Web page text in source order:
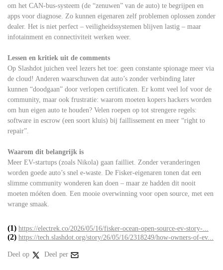
om het CAN-bus-systeem (de “zenuwen” van de auto) te begrijpen en
apps voor diagnose. Zo kunnen eigenaren zelf problemen oplossen zonder
dealer. Het is niet perfect – veiligheidssystemen blijven lastig – maar
infotainment en connectiviteit werken weer.
Lessen en kritiek uit de comments
Op Slashdot juichen veel lezers het toe: geen constante spionage meer via
de cloud! Anderen waarschuwen dat auto’s zonder verbinding later
kunnen “doodgaan” door verlopen certificaten. Er komt veel lof voor de
community, maar ook frustratie: waarom moeten kopers hackers worden
om hun eigen auto te houden? Velen roepen op tot strengere regels:
software in escrow (een soort kluis) bij faillissement en meer “right to
repair”.
Waarom dit belangrijk is
Meer EV-startups (zoals Nikola) gaan failliet. Zonder veranderingen
worden goede auto’s snel e-waste. De Fisker-eigenaren tonen dat een
slimme community wonderen kan doen – maar ze hadden dit nooit
moeten móéten doen. Een mooie overwinning voor open source, met een
wrange smaak.
(1) https://electrek.co/2026/05/16/fisker-ocean-open-source-ev-story-...
(2) https://tech.slashdot.org/story/26/05/16/2318249/how-owners-of-ev...
Deel op Deel per